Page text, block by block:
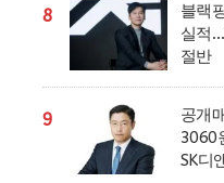
8
블랙
실적
절반
9
공개
3060
SK디